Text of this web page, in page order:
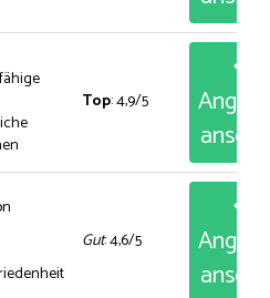
Top: 4,9/5
Gut: 4,6/5